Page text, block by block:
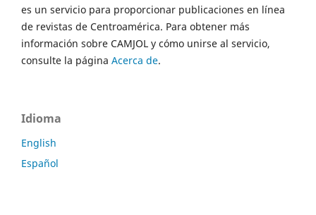
es un servicio para proporcionar publicaciones en línea
de revistas de Centroamérica. Para obtener más
información sobre CAMJOL y cómo unirse al servicio,
consulte la página Acerca de.
Idioma
English
Español